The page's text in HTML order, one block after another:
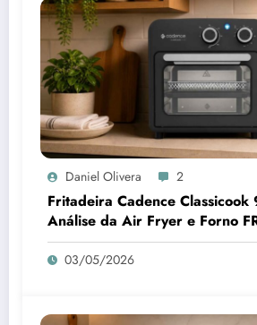
Daniel Olivera 2
Fritadeira Cadence Classicook
Análise da Air Fryer e Forno
03/05/2026